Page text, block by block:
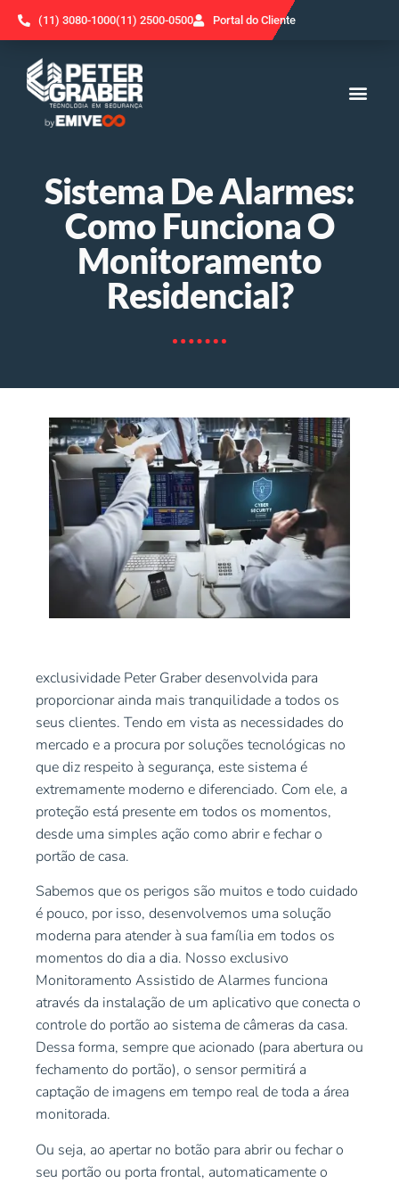
(11) 3080-1000(11) 2500-0500 Portal do Cliente
Sistema De Alarmes:
Como Funciona O
Monitoramento
Residencial?
exclusividade Peter Graber desenvolvida para
proporcionar ainda mais tranquilidade a todos os
seus clientes. Tendo em vista as necessidades do
mercado e a procura por soluções tecnológicas no
que diz respeito à segurança, este sistema é
extremamente moderno e diferenciado. Com ele, a
proteção está presente em todos os momentos,
desde uma simples ação como abrir e fechar o
portão de casa.
Sabemos que os perigos são muitos e todo cuidado
é pouco, por isso, desenvolvemos uma solução
moderna para atender à sua família em todos os
momentos do dia a dia. Nosso exclusivo
Monitoramento Assistido de Alarmes funciona
através da instalação de um aplicativo que conecta o
controle do portão ao sistema de câmeras da casa.
Dessa forma, sempre que acionado (para abertura ou
fechamento do portão), o sensor permitirá a
captação de imagens em tempo real de toda a área
monitorada.
Ou seja, ao apertar no botão para abrir ou fechar o
seu portão ou porta frontal, automaticamente o